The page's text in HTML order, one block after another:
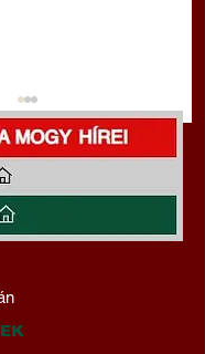
a
szakértőktől
Uram,